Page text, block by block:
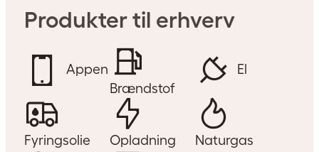
Produkter til erhverv
Appen
Brændstof
El
Fyringsolie Opladning Naturgas